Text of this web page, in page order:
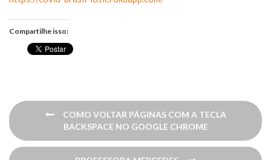
Compartilhe isso:
Navegação
de
Post
COMO VOLTAR PÁGINAS COM A TECLA
BACKSPACE NO GOOGLE CHROME